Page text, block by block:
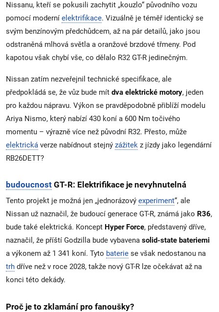
Nissanu, kteří se pokusili zachytit „kouzlo“ původního vozu
pomocí moderní elektrifikace. Vizuálně je téměř identický se
svým benzínovým předchůdcem, až na pár detailů, jako jsou
odstraněná mlhová světla a oranžové brzdové třmeny. Pod
kapotou však chybí vše, co dělalo R32 GT-R jedinečným.
Nissan zatím nezveřejnil technické specifikace, ale
předpokládá se, že vůz bude mít dva elektrické motory, jeden
pro každou nápravu. Výkon se pravděpodobně přiblíží modelu
Ariya Nismo, který nabízí 430 koní a 600 Nm točivého
momentu – výrazně více než původní R32. Přesto, může
elektrická verze nabídnout stejný zážitek z jízdy jako legendární
RB26DETT?
budoucnost GT-R: Elektrifikace je nevyhnutelná
Tento projekt je možná jen „jednorázový experiment“, ale
Nissan už naznačil, že budoucí generace GT-R, známá jako R36,
bude také elektrická. Koncept Hyper Force, představený dříve,
naznačil, že příští Godzilla bude vybavena solid-state bateriemi
a výkonem až 1 341 koní. Tyto baterie se však nedostanou na
trh dříve než v roce 2028, takže nový GT-R lze očekávat až na
konci této dekády.
Proč je to zklamání pro fanoušky?